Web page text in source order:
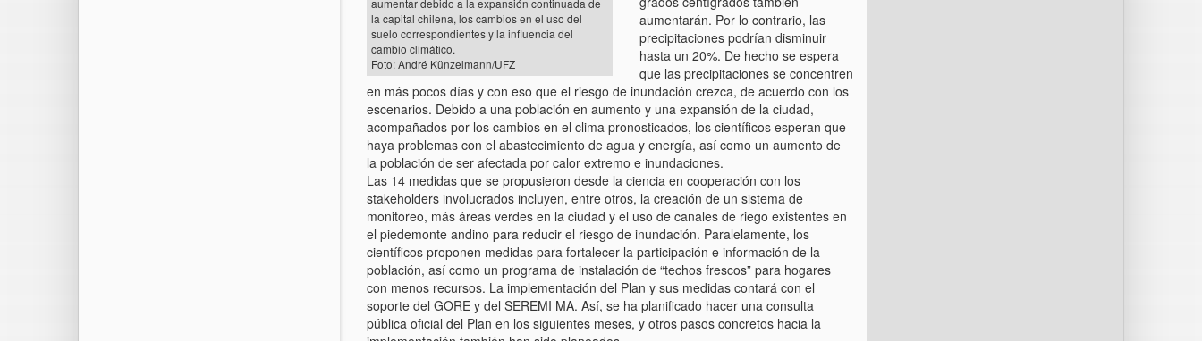
aumentar debido a la expansión continuada de
la capital chilena, los cambios en el uso del
suelo correspondientes y la influencia del
cambio climático.
Foto: André Künzelmann/UFZ
aumentarán. Por lo contrario, las
precipitaciones podrían disminuir
hasta un 20%. De hecho se espera
que las precipitaciones se concentren
en más pocos días y con eso que el riesgo de inundación crezca, de acuerdo con los
escenarios. Debido a una población en aumento y una expansión de la ciudad,
acompañados por los cambios en el clima pronosticados, los científicos esperan que
haya problemas con el abastecimiento de agua y energía, así como un aumento de
la población de ser afectada por calor extremo e inundaciones.
Las 14 medidas que se propusieron desde la ciencia en cooperación con los
stakeholders involucrados incluyen, entre otros, la creación de un sistema de
monitoreo, más áreas verdes en la ciudad y el uso de canales de riego existentes en
el piedemonte andino para reducir el riesgo de inundación. Paralelamente, los
científicos proponen medidas para fortalecer la participación e información de la
población, así como un programa de instalación de “techos frescos” para hogares
con menos recursos. La implementación del Plan y sus medidas contará con el
soporte del GORE y del SEREMI MA. Así, se ha planificado hacer una consulta
pública oficial del Plan en los siguientes meses, y otros pasos concretos hacia la